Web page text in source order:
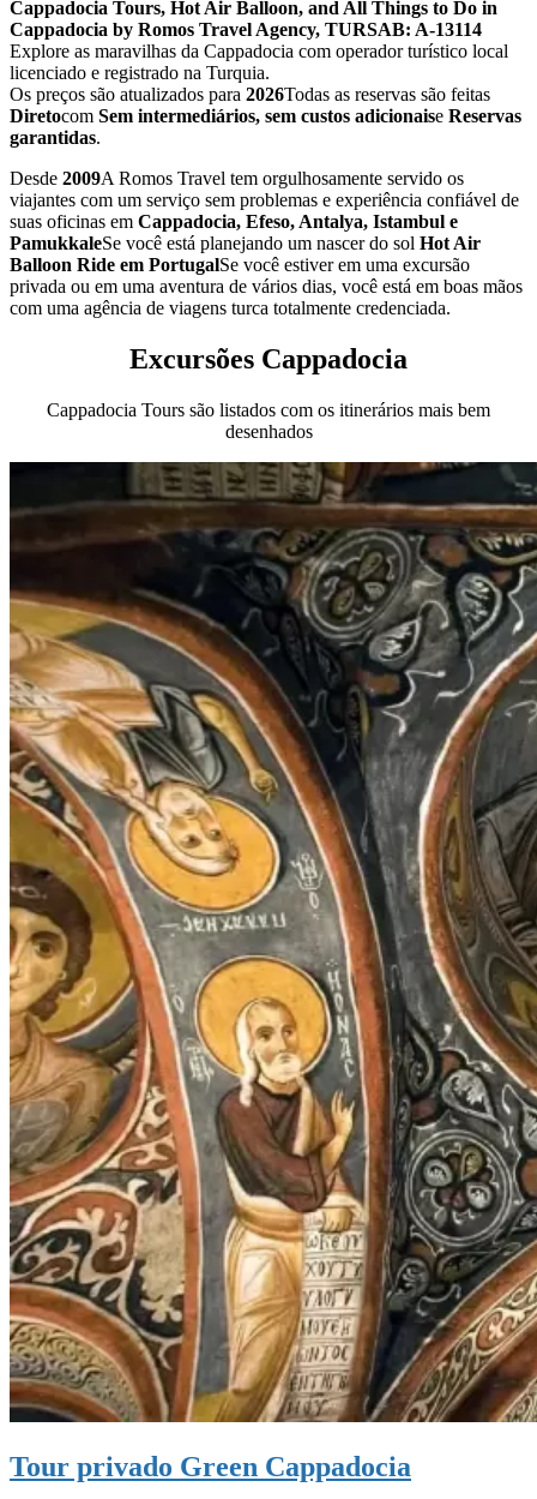
Cappadocia Tours, Hot Air Balloon, and All Things to Do in
Cappadocia by Romos Travel Agency, TURSAB: A-13114
Explore as maravilhas da Cappadocia com operador turístico local
licenciado e registrado na Turquia.
Os preços são atualizados para 2026Todas as reservas são feitas
Diretocom Sem intermediários, sem custos adicionaise Reservas
garantidas.
Desde 2009A Romos Travel tem orgulhosamente servido os
viajantes com um serviço sem problemas e experiência confiável de
suas oficinas em Cappadocia, Efeso, Antalya, Istambul e
PamukkaleSe você está planejando um nascer do sol Hot Air
Balloon Ride em PortugalSe você estiver em uma excursão
privada ou em uma aventura de vários dias, você está em boas mãos
com uma agência de viagens turca totalmente credenciada.
Excursões Cappadocia
Cappadocia Tours são listados com os itinerários mais bem
desenhados
Tour privado Green Cappadocia